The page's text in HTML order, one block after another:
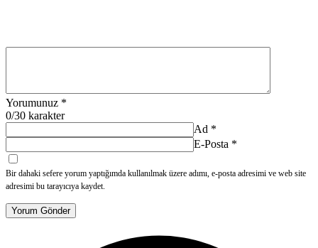
Yorumunuz *
0/30 karakter
Ad *
E-Posta *
Bir dahaki sefere yorum yaptığımda kullanılmak üzere adımı, e-posta adresimi ve web site
adresimi bu tarayıcıya kaydet.
Yorum Gönder